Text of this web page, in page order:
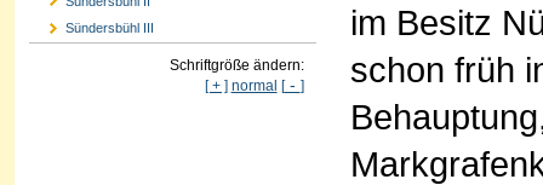
Sündersbühl III
Schriftgröße ändern:
[ + ] normal [- ]
im Besitz
schon früh